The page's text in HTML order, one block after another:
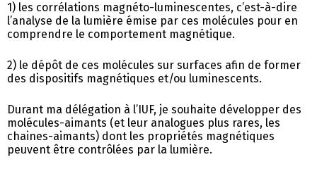
1) les corrélations magnéto-luminescentes, c’est-à-dire
l’analyse de la lumière émise par ces molécules pour en
comprendre le comportement magnétique.
2) le dépôt de ces molécules sur surfaces afin de former
des dispositifs magnétiques et/ou luminescents.
Durant ma délégation à l’IUF, je souhaite développer des
molécules-aimants (et leur analogues plus rares, les
chaines-aimants) dont les propriétés magnétiques
peuvent être contrôlées par la lumière.